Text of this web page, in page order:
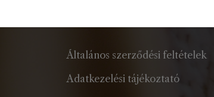
Általános szerződési feltételek
Adatkezelési tájékoztató